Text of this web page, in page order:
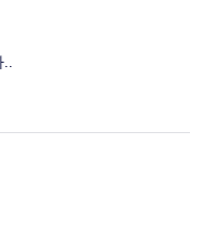
..